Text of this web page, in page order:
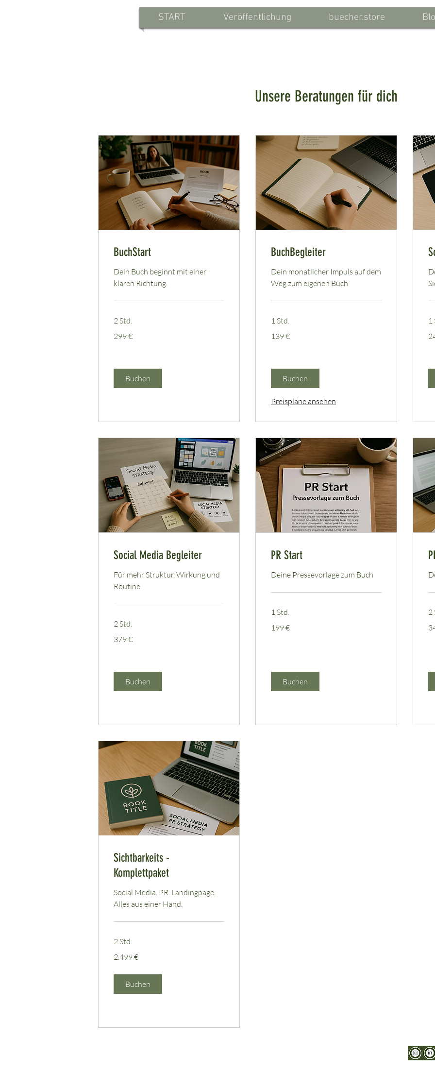
START Veröffentlichung buecher.store
Unsere Beratungen für dich
BuchStart
Dein Buch beginnt mit einer
klaren Richtung.
2 Std.
Euro
299 €
Buchen
BuchBegleiter
Dein monatlicher Impuls auf dem
Weg zum eigenen Buch
1 Std.
Euro
139 €
Buchen
Preispläne ansehen
1
Social Media Begleiter
Für mehr Struktur, Wirkung und
Routine
2 Std.
Euro
379 €
Buchen
PR Start
Deine Pressevorlage zum Buch
1 Std.
Euro
199 €
Buchen
2
Sichtbarkeits -
Komplettpaket
Social Media. PR. Landingpage.
Alles aus einer Hand.
2 Std.
Euro
2.499 €
Buchen